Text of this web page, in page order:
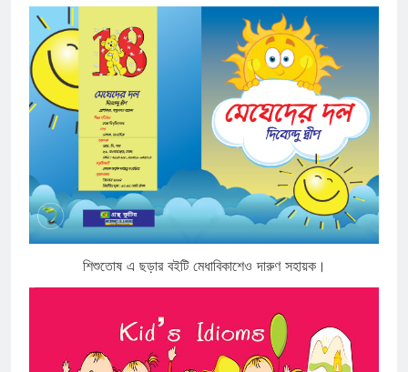
শিশুতোষ এ ছড়ার বইটি মেধাবিকাশেও দারুণ সহায়ক।